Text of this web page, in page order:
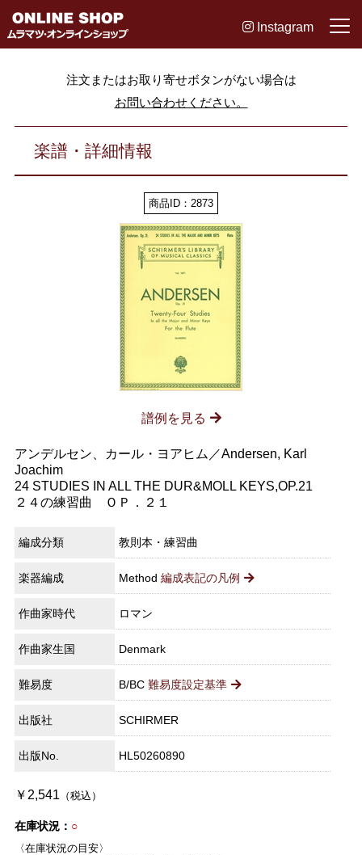
Instagram
注文またはお取り寄せボタンがない場合は
お問い合わせください。
楽譜・詳細情報
商品ID：2873
譜例を見る
アンデルセン、カール・ヨアヒム／Andersen, Karl
Joachim
24 STUDIES IN ALL THE DUR&MOLL KEYS,OP.21
２４の練習曲 ＯＰ．２１
編成分類 教則本・練習曲
楽器編成 Method 編成表記の凡例
作曲家時代 ロマン
作曲家生国 Denmark
難易度 B/BC 難易度設定基準
出版社 SCHIRMER
出版No. HL50260890
￥2,541（税込）
在庫状況： ○
〈在庫状況の目安〉